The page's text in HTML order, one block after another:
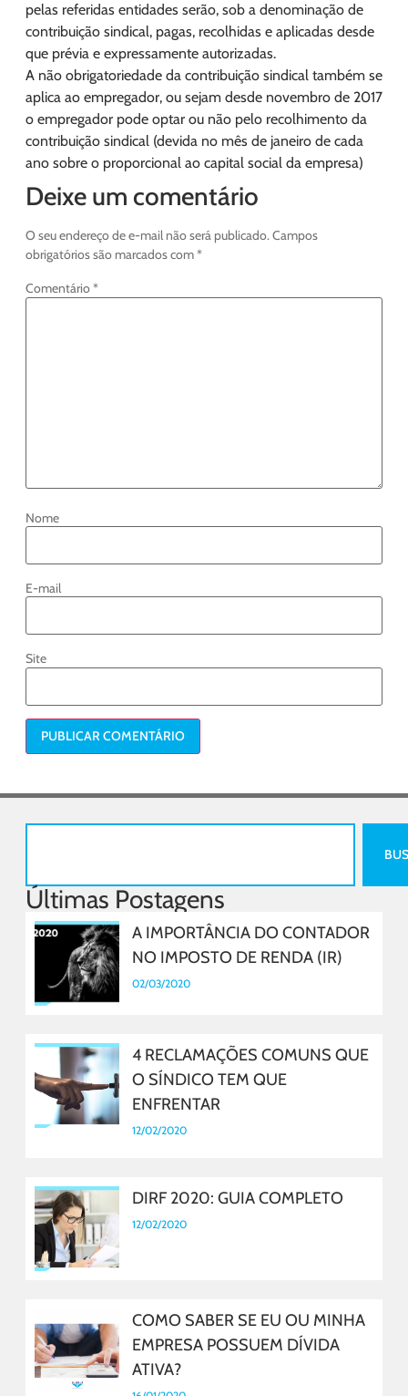
pelas referidas entidades serão, sob a denominação de
contribuição sindical, pagas, recolhidas e aplicadas desde
que prévia e expressamente autorizadas.
A não obrigatoriedade da contribuição sindical também se
aplica ao empregador, ou sejam desde novembro de 2017
o empregador pode optar ou não pelo recolhimento da
contribuição sindical (devida no mês de janeiro de cada
ano sobre o proporcional ao capital social da empresa)
Deixe um comentário
O seu endereço de e-mail não será publicado.Campos
obrigatórios são marcados com*
Comentário*
Nome
E-mail
Site
Últimas Postagens
A IMPORTÂNCIA DO CONTADOR
NO IMPOSTO DE RENDA (IR)
02/03/2020
4 RECLAMAÇÕES COMUNS QUE
O SÍNDICO TEM QUE
ENFRENTAR
12/02/2020
DIRF 2020: GUIA COMPLETO
12/02/2020
COMO SABER SE EU OU MINHA
EMPRESA POSSUEM DÍVIDA
ATIVA?